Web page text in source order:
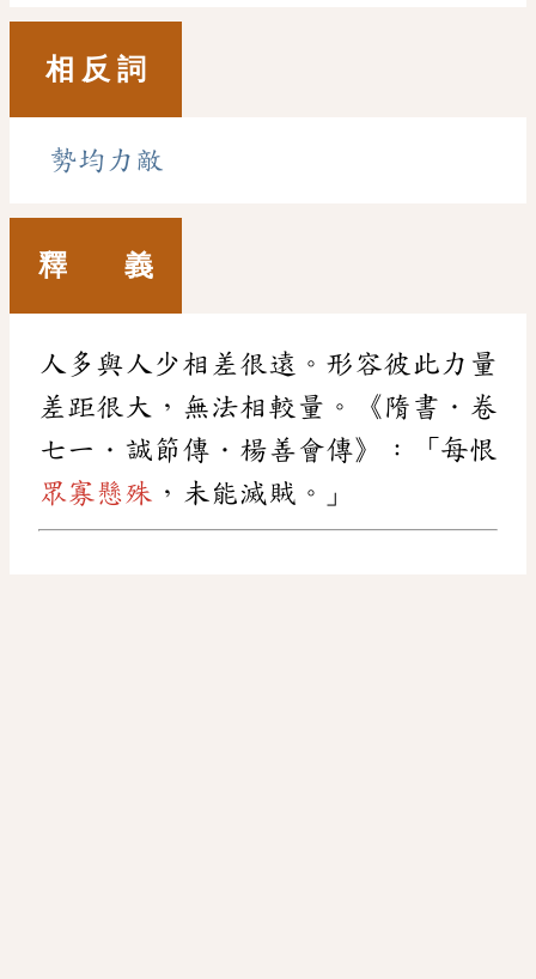
相 反 詞
勢均力敵
釋 義
人多與人少相差很遠。形容彼此力量
差距很大，無法相較量。《隋書．卷
七一．誠節傳．楊善會傳》：「每恨
眾寡懸殊 ，未能滅賊。」